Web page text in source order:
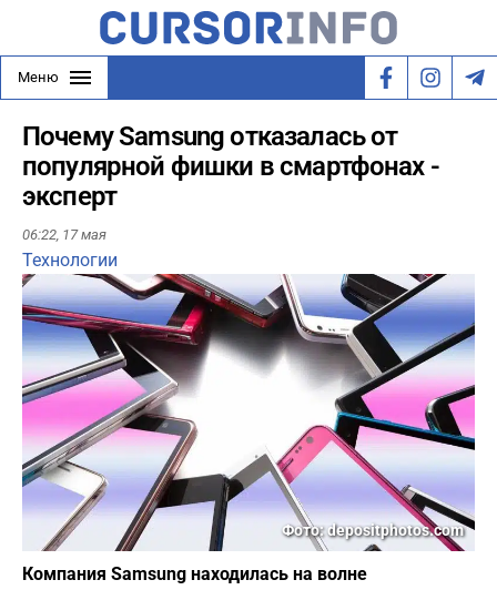
Меню
Почему Samsung отказалась от
популярной фишки в смартфонах -
эксперт
06:22, 17 мая
Технологии
Фото: depositphotos.com
Компания Samsung находилась на волне